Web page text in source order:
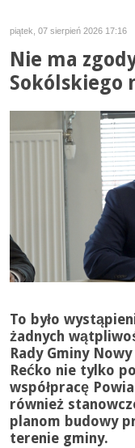
piątek, 07 sierpień 2026 17:16
Nie ma
Sokólskiego
To było
żadnych
Rady Gminy
Rećko nie tylko
współpracę
również
planom budowy
terenie gminy.